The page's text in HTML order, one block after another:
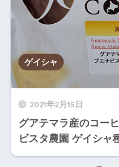
2021年2月15日
グアテマラ産のコー
ビスタ農園 ゲイシャ
ゲイシャ